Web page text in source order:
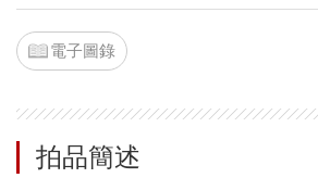
電子圖錄
拍品簡述